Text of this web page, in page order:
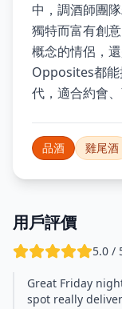
中，調酒師團
獨特而富有創
概念的情侶，
Opposites都能
代，適合約會
品酒 雞尾酒
用戶評價
5.0 /
Great Friday
spot really